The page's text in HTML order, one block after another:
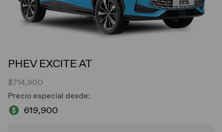
PHEV EXCITE AT
$714,900
Precio especial desde:
619,900